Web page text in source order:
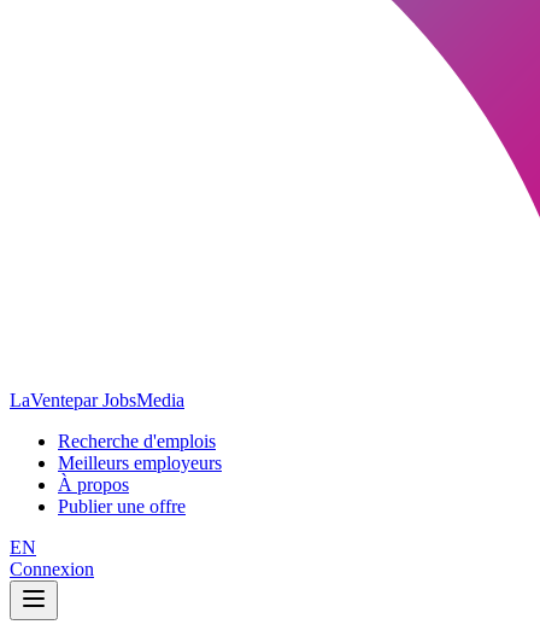
LaVentepar JobsMedia
Recherche d'emplois
Meilleurs employeurs
À propos
Publier une offre
EN
Connexion